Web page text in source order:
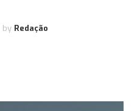
by Redação